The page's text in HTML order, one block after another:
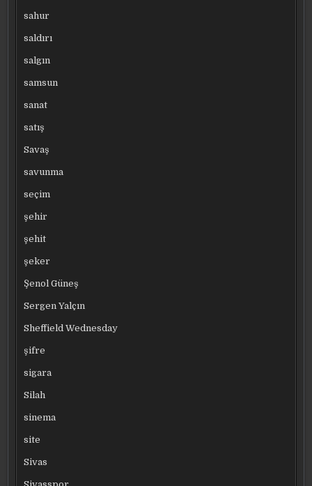
sahur
saldırı
salgın
samsun
sanat
satış
Savaş
savunma
seçim
şehir
şehit
şeker
Şenol Güneş
Sergen Yalçın
Sheffield Wednesday
şifre
sigara
Silah
sinema
site
Sivas